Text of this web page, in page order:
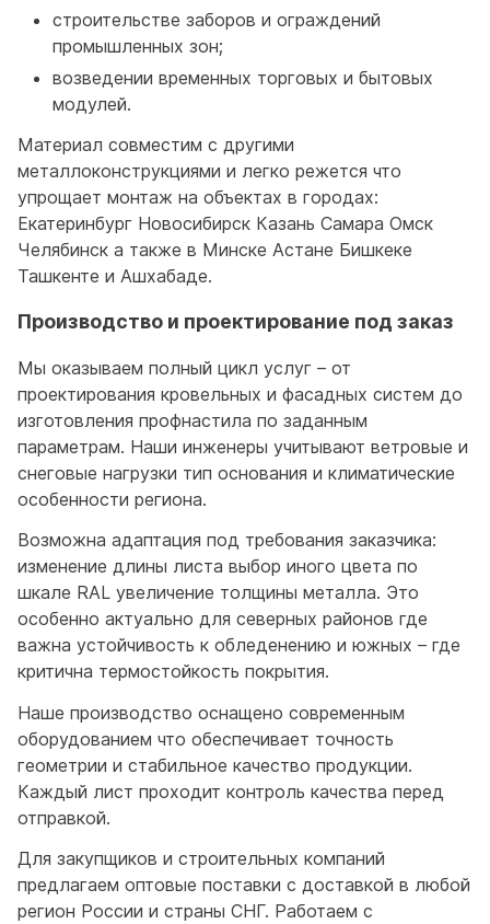
строительстве заборов и ограждений
промышленных зон;
возведении временных торговых и бытовых
модулей.
Материал совместим с другими
металлоконструкциями и легко режется что
упрощает монтаж на объектах в городах:
Екатеринбург Новосибирск Казань Самара Омск
Челябинск а также в Минске Астане Бишкеке
Ташкенте и Ашхабаде.
Производство и проектирование под заказ
Мы оказываем полный цикл услуг – от
проектирования кровельных и фасадных систем до
изготовления профнастила по заданным
параметрам. Наши инженеры учитывают ветровые и
снеговые нагрузки тип основания и климатические
особенности региона.
Возможна адаптация под требования заказчика:
изменение длины листа выбор иного цвета по
шкале RAL увеличение толщины металла. Это
особенно актуально для северных районов где
важна устойчивость к обледенению и южных – где
критична термостойкость покрытия.
Наше производство оснащено современным
оборудованием что обеспечивает точность
геометрии и стабильное качество продукции.
Каждый лист проходит контроль качества перед
отправкой.
Для закупщиков и строительных компаний
предлагаем оптовые поставки с доставкой в любой
регион России и страны СНГ. Работаем с